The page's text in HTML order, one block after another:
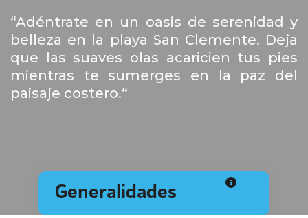
“Adéntrate en un oasis de serenidad y
belleza en la playa San Clemente. Deja
que las suaves olas acaricien tus pies
mientras te sumerges en la paz del
paisaje costero.“
Generalidades